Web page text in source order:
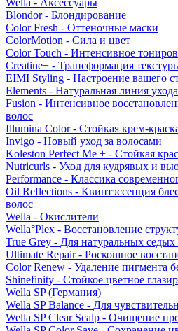
Wella - Аксессуары
Blondor - Блондирование
Color Fresh - Оттеночные маски
ColorMotion - Сила и цвет
Color Touch - Интенсивное
Creatine+ - Трансформация
EIMI Styling - Настроение вашего
Elements - Натуральная линия
Fusion - Интенсивное
волос
Illumina Color - Стойкая крем-
Invigo - Новый уход за волосами
Koleston Perfect Me + - Стойкая
Nutricurls - Уход для кудрявых и
Performance - Классика
Oil Reflections - Квинтэссенция
волос
Wella - Окислители
Wella°Plex - Восстановление
True Grey - Для натуральных седых
Ultimate Repair - Роскошное
Color Renew - Удаление пигмента
Shinefinity - Стойкое цветное
Wella SP (Германия)
Wella SP Balance - Для
Wella SP Clear Scalp - Очищение